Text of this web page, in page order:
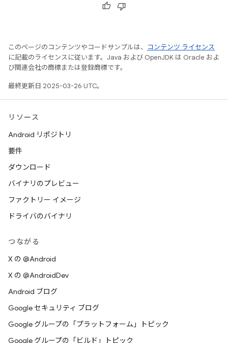
このページのコンテンツやコードサンプルは、
コンテンツ ライセンス
に記載のライセンスに従います。Java および OpenJDK は Oracle およ
び関連会社の商標または登録商標です。
最終更新日 2025-03-26 UTC。
リソース
Android リポジトリ
要件
ダウンロード
バイナリのプレビュー
ファクトリー イメージ
ドライバのバイナリ
つながる
X の @Android
X の @AndroidDev
Android ブログ
Google セキュリティ ブログ
Google グループの「プラットフォーム」トピック
Google グループの「ビルド」トピック